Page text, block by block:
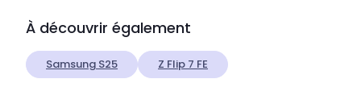
À découvrir également
Samsung S25 Z Flip 7 FE